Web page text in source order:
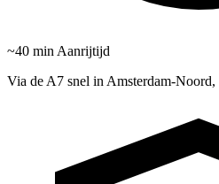
~40 min Aanrijtijd
Via de A7 snel in Amsterdam-Noord,